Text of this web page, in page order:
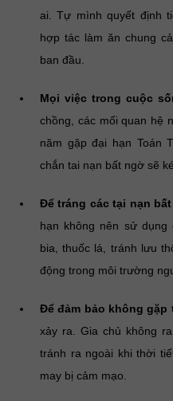
ai. Tự mình quyết định
hợp tác làm ăn chung
ban đầu.
Mọi việc trong cuộc
chồng, các mối quan hệ
năm gặp đại hạn Toán
chắn tai nạn bất ngờ sẽ
Để tráng các tại nạn
hạn không nên sử dụng
bia, thuốc lá, tránh lưu
động trong môi trường
Để đảm bảo không gặp
xảy ra. Gia chủ không
tránh ra ngoài khi thời
may bị cảm mạo.